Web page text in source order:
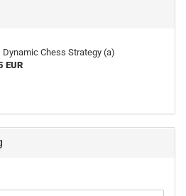
Dynamic Chess Strategy (a)
EUR